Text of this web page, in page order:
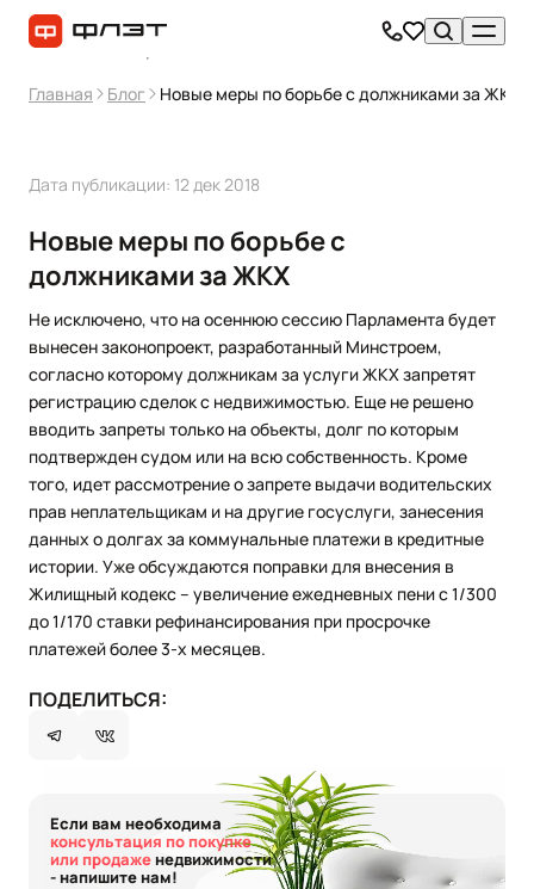
Главная Блог Новые меры по борьбе с должниками за ЖКХ
Если вам необходима
консультация по покупке
или продаженедвижимости
- напишите нам!
Дата публикации: 12 дек 2018
Новые меры по борьбе с
должниками за ЖКХ
Не исключено, что на осеннюю сессию Парламента будет
вынесен законопроект, разработанный Минстроем,
согласно которому должникам за услуги ЖКХ запретят
регистрацию сделок с недвижимостью. Еще не решено
вводить запреты только на объекты, долг по которым
подтвержден судом или на всю собственность. Кроме
того, идет рассмотрение о запрете выдачи водительских
прав неплательщикам и на другие госуслуги, занесения
данных о долгах за коммунальные платежи в кредитные
истории. Уже обсуждаются поправки для внесения в
Жилищный кодекс – увеличение ежедневных пени с 1/300
до 1/170 ставки рефинансирования при просрочке
платежей более 3-х месяцев.
ПОДЕЛИТЬСЯ: